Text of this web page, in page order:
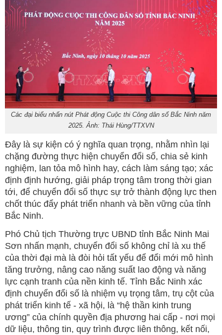
Các đại biểu nhấn nút Phát động Cuộc thi Công dân số Bắc Ninh năm
2025. Ảnh: Thái Hùng/TTXVN
Đây là sự kiện có ý nghĩa quan trọng, nhằm nhìn lại
chặng đường thực hiện chuyển đổi số, chia sẻ kinh
nghiệm, lan tỏa mô hình hay, cách làm sáng tạo; xác
định định hướng, giải pháp trọng tâm trong thời gian
tới, để chuyển đổi số thực sự trở thành động lực then
chốt thúc đẩy phát triển nhanh và bền vững của tỉnh
Bắc Ninh.
Phó Chủ tịch Thường trực UBND tỉnh Bắc Ninh Mai
Sơn nhấn mạnh, chuyển đổi số không chỉ là xu thế
của thời đại mà là đòi hỏi tất yếu để đổi mới mô hình
tăng trưởng, nâng cao năng suất lao động và năng
lực cạnh tranh của nền kinh tế. Tỉnh Bắc Ninh xác
định chuyển đổi số là nhiệm vụ trọng tâm, trụ cột của
phát triển kinh tế - xã hội, là “hệ thần kinh trung
ương” của chính quyền địa phương hai cấp - nơi mọi
dữ liệu, thông tin, quy trình được liên thông, kết nối,